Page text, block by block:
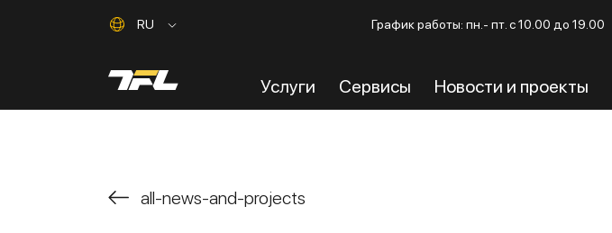
RU График работы: пн.- пт. с 10.00 до 19.00
Услуги Cервисы Новости и проекты
all-news-and-projects